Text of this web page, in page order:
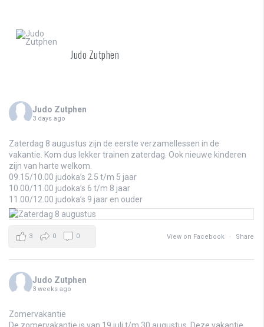
Judo Zutphen
Judo Zutphen
3 days ago
Zaterdag 8 augustus zijn de eerste verzamellessen in de
vakantie. Kom dus lekker trainen zaterdag. Ook nieuwe kinderen
zijn van harte welkom.
09.15/10.00 judoka’s 2.5 t/m 5 jaar
10.00/11.00 judoka’s 6 t/m 8 jaar
11.00/12.00 judoka’s 9 jaar en ouder
View on Facebook · Share
3 0 0
Judo Zutphen
3 weeks ago
Zomervakantie